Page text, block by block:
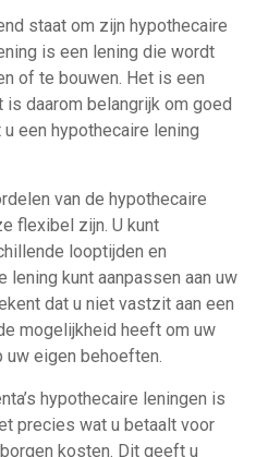
staat om zijn hypothecaire
is een lening die wordt
of te bouwen. Het is een
daarom belangrijk om goed
een hypothecaire lening
van de hypothecaire
flexibel zijn. U kunt
looptijden en
lening kunt aanpassen aan uw
dat u niet vastzit aan een
mogelijkheid heeft om uw
eigen behoeften.
hypothecaire leningen is
precies wat u betaalt voor
kosten. Dit geeft u